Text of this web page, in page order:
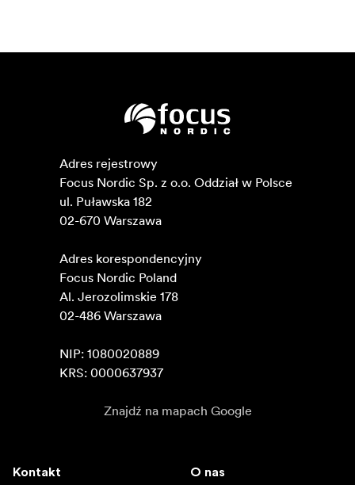
Adres rejestrowy
Focus Nordic Sp. z o.o. Oddział w Polsce
ul. Puławska 182
02-670 Warszawa
Adres korespondencyjny
Focus Nordic Poland
Al. Jerozolimskie 178
02-486 Warszawa
NIP: 1080020889
KRS: 0000637937
Znajdź na mapach Google
Kontakt O nas